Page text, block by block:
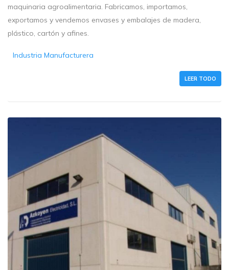
maquinaria agroalimentaria. Fabricamos, importamos,
exportamos y vendemos envases y embalajes de madera,
plástico, cartón y afines.
Industria Manufacturera
LEER TODO